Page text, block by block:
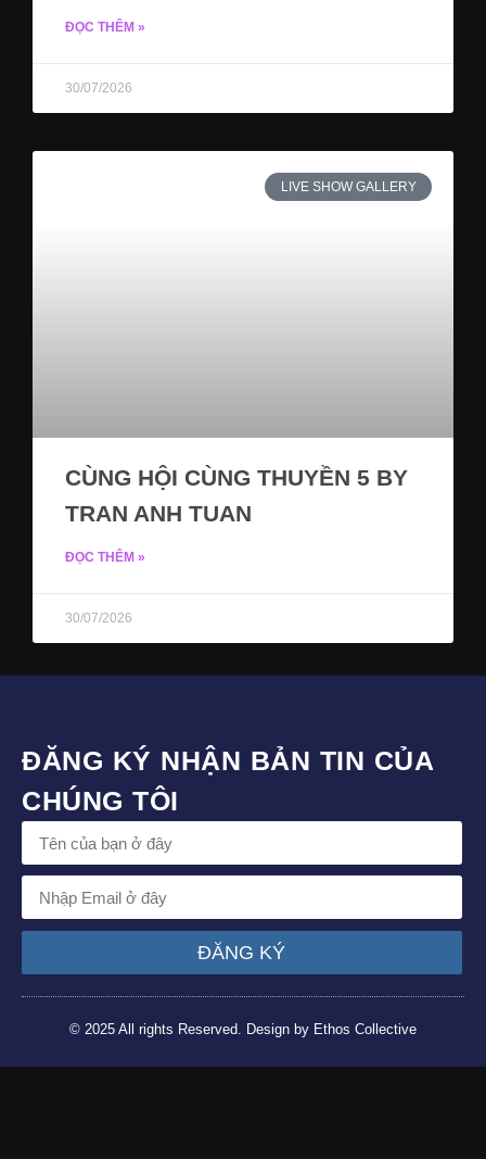
ĐỌC THÊM »
30/07/2026
LIVE SHOW GALLERY
CÙNG HỘI CÙNG THUYỀN 5 BY
TRAN ANH TUAN
ĐỌC THÊM »
30/07/2026
ĐĂNG KÝ NHẬN BẢN TIN CỦA
CHÚNG TÔI
ĐĂNG KÝ
© 2025 All rights Reserved. Design by Ethos Collective